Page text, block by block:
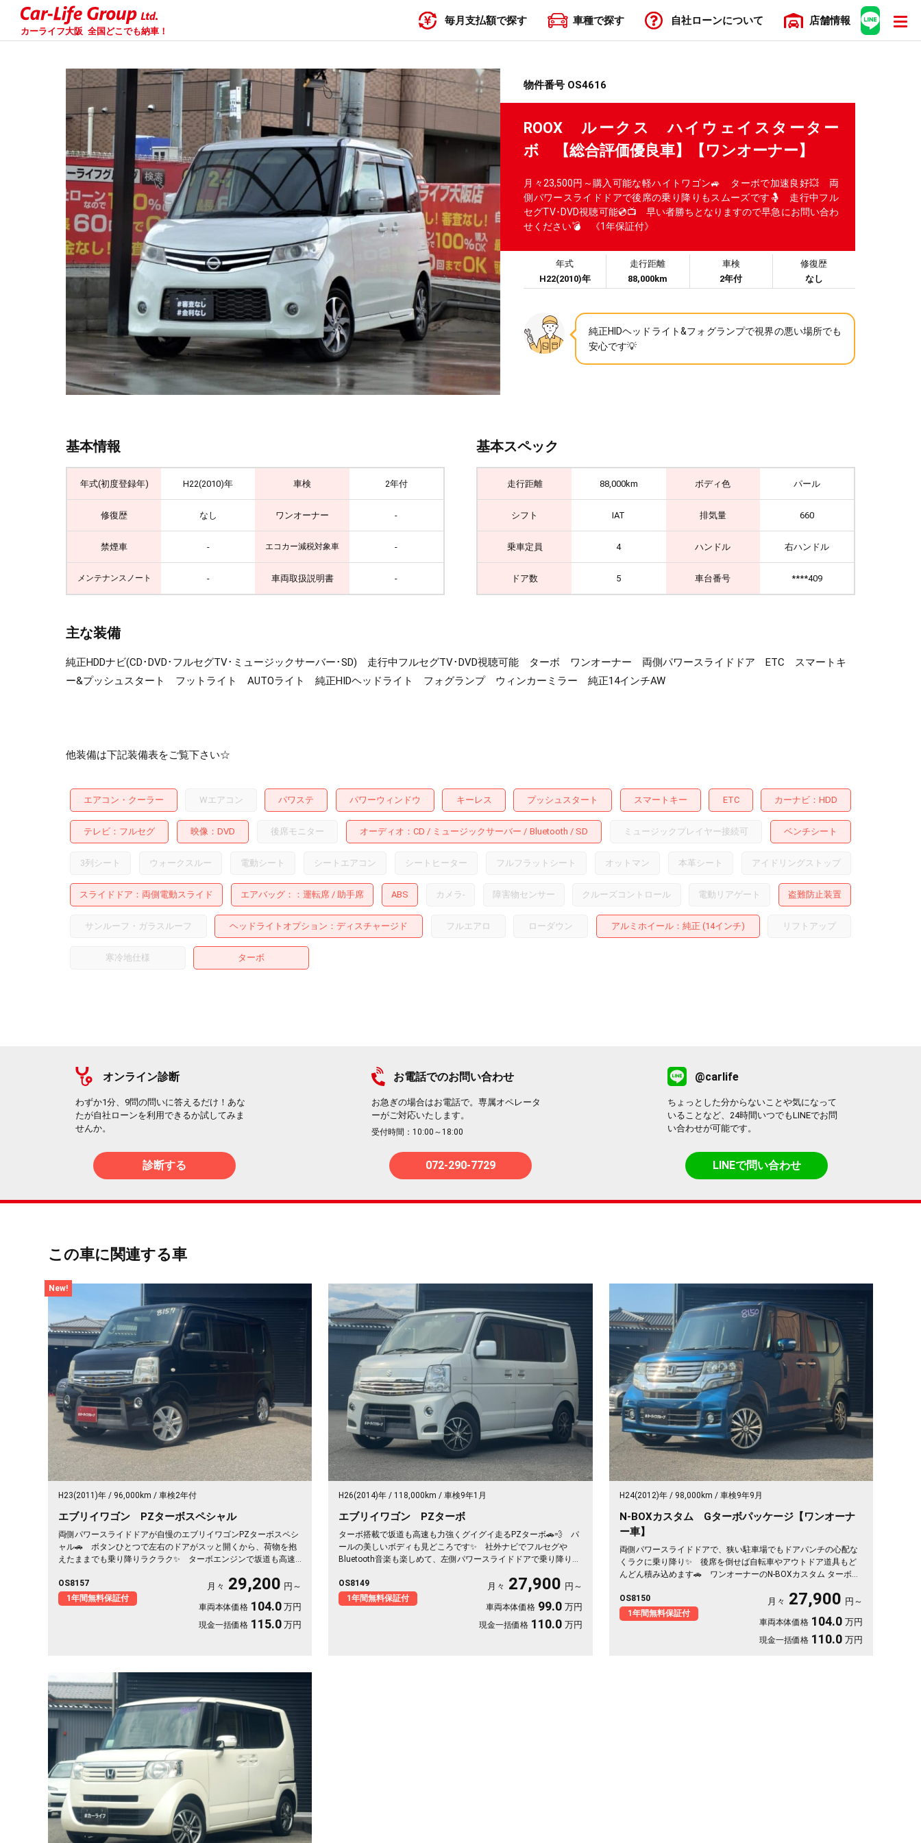
カーライフ大阪 全国どこでも納車！
毎月支払額で探す 車種で探す 自社ローンについて 店舗情報
物件番号 OS4616
ROOX ルークス ハイウェイスターター
ボ 【総合評価優良車】【ワンオーナー】
月々23,500円～購入可能な軽ハイトワゴン🚙 ターボで加速良好💥 両
側パワースライドドアで後席の乗り降りもスムーズです🤱 走行中フル
セグTV･DVD視聴可能💿📺 早い者勝ちとなりますので早急にお問い合わ
せください💣 《1年保証付》
年式
H22(2010)年
走行距離
88,000km
車検
2年付
修復歴
なし
純正HIDヘッドライト&フォグランプで視界の悪い場所でも
安心です💡
基本情報
年式(初度登録年) H22(2010)年 車検 2年付
修復歴 なし ワンオーナー -
禁煙車 - エコカー減税対象車 -
メンテナンスノート - 車両取扱説明書 -
基本スペック
走行距離 88,000km ボディ色 パール
シフト IAT 排気量 660
乗車定員 4 ハンドル 右ハンドル
ドア数 5 車台番号 ****409
主な装備
純正HDDナビ(CD･DVD･フルセグTV･ミュージックサーバー･SD) 走行中フルセグTV･DVD視聴可能 ターボ ワンオーナー 両側パワースライドドア ETC スマートキ
ー&プッシュスタート フットライト AUTOライト 純正HIDヘッドライト フォグランプ ウィンカーミラー 純正14インチAW
他装備は下記装備表をご覧下さい☆
エアコン・クーラー Wエアコン パワステ パワーウィンドウ キーレス プッシュスタート スマートキー ETC カーナビ HDD
テレビ フルセグ 映像 DVD 後席モニター オーディオ CD ミュージックサーバー Bluetooth SD ミュージックプレイヤー接続可 ベンチシート
3列シート ウォークスルー 電動シート シートエアコン シートヒーター フルフラットシート オットマン 本革シート アイドリングストップ
スライドドア 両側電動スライド エアバッグ： 運転席 助手席 ABS カメラ- 障害物センサー クルーズコントロール 電動リアゲート 盗難防止装置
サンルーフ・ガラスルーフ ヘッドライトオプション ディスチャージド フルエアロ ローダウン アルミホイール：純正 (14インチ) リフトアップ
寒冷地仕様 ターボ
オンライン診断
わずか1分、9問の問いに答えるだけ！あな
たが自社ローンを利用できるか試してみま
せんか。
診断する
お電話でのお問い合わせ
お急ぎの場合はお電話で。専属オペレータ
ーがご対応いたします。
受付時間：10:00～18:00
072-290-7729
@carlife
ちょっとした分からないことや気になって
いることなど、24時間いつでもLINEでお問
い合わせが可能です。
LINEで問い合わせ
この車に関連する車
New!
H23(2011)年 96,000km 車検2年付
エブリイワゴン PZターボスペシャル
両側パワースライドドアが自慢のエブリイワゴンPZターボスペシ
ャル🚗 ボタンひとつで左右のドアがスッと開くから、荷物を抱
えたままでも乗り降りラクラク✨ ターボエンジンで坂道も高速
フルセグ対応の社外HDDナビで遠出も快適🎵💫 休日は仲間とア
ウトドアへ繰り出したくなる一台です🚗 前向きな一歩を応援する
《1年保証付》です📌
OS8157
1年間無料保証付
月々 29,200 円～
車両本体価格 104.0 万円
現金一括価格 115.0 万円
H26(2014)年 118,000km 車検9年1月
エブリイワゴン PZターボ
ターボ搭載で坂道も高速も力強くグイグイ走るPZターボ🚗💨 パ
ールの美しいボディも見どころです✨ 社外ナビでフルセグや
Bluetooth音楽も楽しめて、左側パワースライドドアで乗り降りも
心💎 休日のアウトドアも通勤も快適にこなせる相棒に❣ 月々
27900〜で手が届く一台です🎵 買った後もずっと寄り添う《1年
保証付》😊
OS8149
1年間無料保証付
月々 27,900 円～
車両本体価格 99.0 万円
現金一括価格 110.0 万円
H24(2012)年 98,000km 車検9年9月
N-BOXカスタム Gターボパッケージ【ワンオーナ
ー車】
両側パワースライドドアで、狭い駐車場でもドアパンチの心配な
くラクに乗り降り✨ 後席を倒せば自転車やアウトドア道具もど
んどん積み込めます🚗 ワンオーナーのN-BOXカスタム ターボ、
える車体も駐車はスッと安心🙌 買い物も送迎も遠出も、これ一
台で毎日がぐっと身軽になりますよ。クルコン付きで高速移動も
ゆったり快適。安心してお乗りいただける《1年保証付》です😊
OS8150
1年間無料保証付
月々 27,900 円～
車両本体価格 104.0 万円
現金一括価格 110.0 万円